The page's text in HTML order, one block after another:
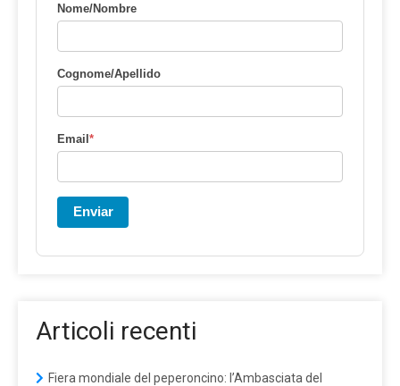
Nome/Nombre
Cognome/Apellido
Email*
Enviar
Articoli recenti
Fiera mondiale del peperoncino: l’Ambasciata del